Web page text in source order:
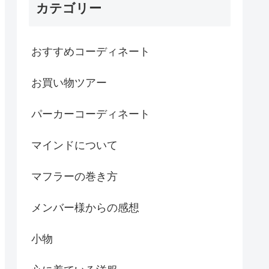
カテゴリー
おすすめコーディネート
お買い物ツアー
パーカーコーディネート
マインドについて
マフラーの巻き方
メンバー様からの感想
小物